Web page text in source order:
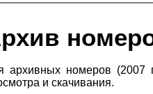
архивных номеров (2007
и скачивания.